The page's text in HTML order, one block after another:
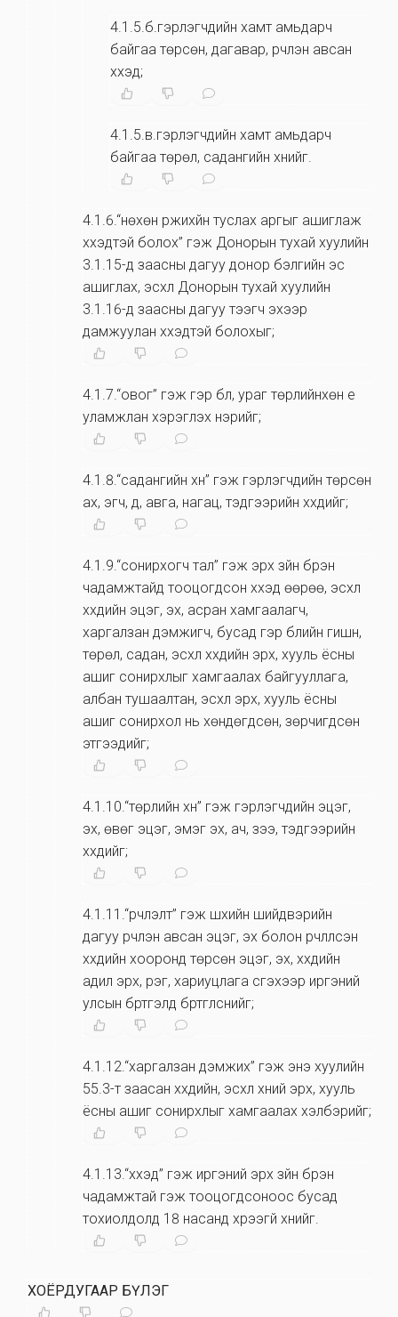
4.1.5.б.гэрлэгчдийн хамт амьдарч
байгаа төрсөн, дагавар, үрчлэн авсан
хүүхэд;
4.1.5.в.гэрлэгчдийн хамт амьдарч
байгаа төрөл, садангийн хүнийг.
4.1.6.“нөхөн үржихүйн туслах аргыг ашиглаж
хүүхэдтэй болох” гэж Донорын тухай хуулийн
3.1.15-д заасны дагуу донор бэлгийн эс
ашиглах, эсхүл Донорын тухай хуулийн
3.1.16-д заасны дагуу тээгч эхээр
дамжуулан хүүхэдтэй болохыг;
4.1.7.“овог” гэж гэр бүл, ураг төрлийнхөн үе
уламжлан хэрэглэх нэрийг;
4.1.8.“садангийн хүн” гэж гэрлэгчдийн төрсөн
ах, эгч, дүү, авга, нагац, тэдгээрийн хүүхдийг;
4.1.9.“сонирхогч тал” гэж эрх зүйн бүрэн
чадамжтайд тооцогдсон хүүхэд өөрөө, эсхүл
хүүхдийн эцэг, эх, асран хамгаалагч,
харгалзан дэмжигч, бусад гэр бүлийн гишүүн,
төрөл, садан, эсхүл хүүхдийн эрх, хууль ёсны
ашиг сонирхлыг хамгаалах байгууллага,
албан тушаалтан, эсхүл эрх, хууль ёсны
ашиг сонирхол нь хөндөгдсөн, зөрчигдсөн
этгээдийг;
4.1.10.“төрлийн хүн” гэж гэрлэгчдийн эцэг,
эх, өвөг эцэг, эмэг эх, ач, зээ, тэдгээрийн
хүүхдийг;
4.1.11.“үрчлэлт” гэж шүүхийн шийдвэрийн
дагуу үрчлэн авсан эцэг, эх болон үрчлүүлсэн
хүүхдийн хооронд төрсөн эцэг, эх, хүүхдийн
адил эрх, үүрэг, хариуцлага үүсгэхээр иргэний
улсын бүртгэлд бүртгүүлснийг;
4.1.12.“харгалзан дэмжих” гэж энэ хуулийн
55.3-т заасан хүүхдийн, эсхүл хүний эрх, хууль
ёсны ашиг сонирхлыг хамгаалах хэлбэрийг;
4.1.13.“хүүхэд” гэж иргэний эрх зүйн бүрэн
чадамжтай гэж тооцогдсоноос бусад
тохиолдолд 18 насанд хүрээгүй хүнийг.
ХОЁРДУГААР БҮЛЭГ